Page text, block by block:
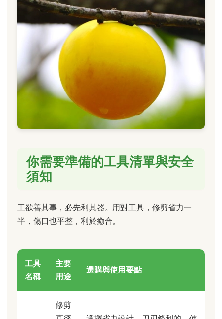
你需要準備的工具清單與安全
須知
工欲善其事，必先利其器。用對工具，修剪省力一
半，傷口也平整，利於癒合。
工具
名稱
主要
用途
選購與使用要點
修剪